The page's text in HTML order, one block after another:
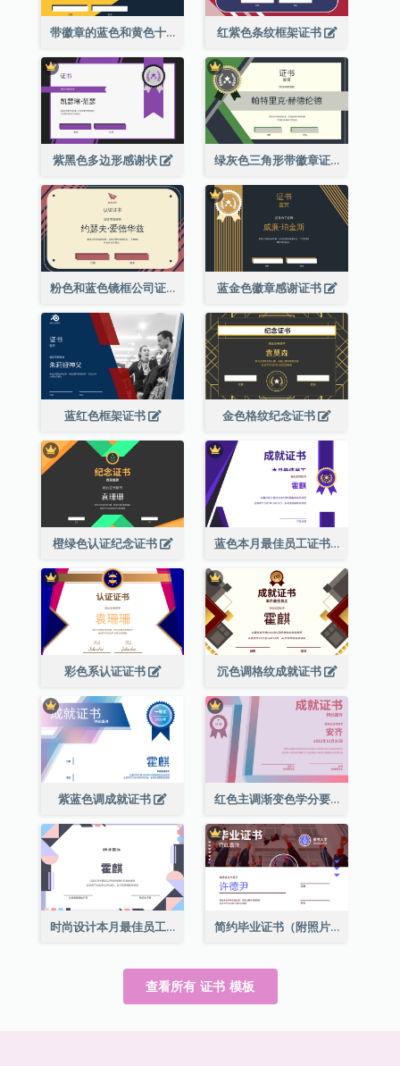
带徽章的蓝色和黄色十年证书 红紫色条纹框架证书
紫黑色多边形感谢状 绿灰色三角形带徽章证书
粉色和蓝色镜框公司证书 蓝金色徽章感谢证书
蓝红色框架证书 金色格纹纪念证书
橙绿色认证纪念证书 蓝色本月最佳员工证书(附标志)
彩色系认证证书 沉色调格纹成就证书
紫蓝色调成就证书 红色主调渐变色学分要求成就证书
时尚设计本月最佳员工证书 简约毕业证书（附照片）
查看所有 证书 模板